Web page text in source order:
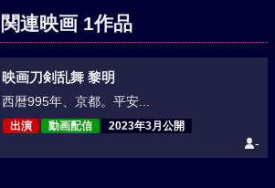
連映画 1作品
映画刀剣乱舞 黎明
西暦995年、京都。平安...
出演 動画配信 2023年3月公開
-